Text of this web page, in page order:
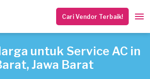
Cari Vendor Terbaik!
untuk Service AC in
Jawa Barat